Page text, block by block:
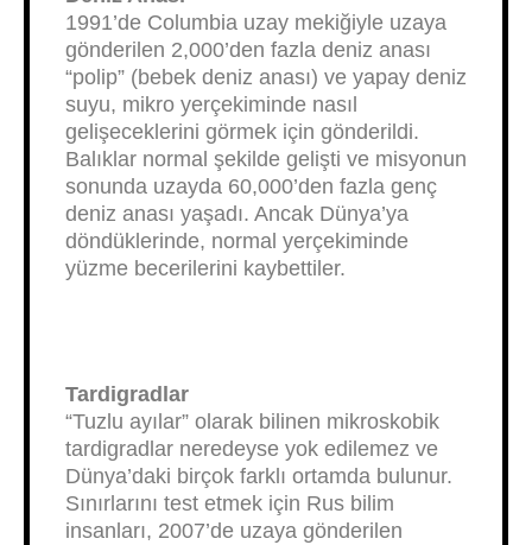
1991’de Columbia uzay mekiğiyle uzaya
gönderilen 2,000’den fazla deniz anası
“polip” (bebek deniz anası) ve yapay deniz
suyu, mikro yerçekiminde nasıl
gelişeceklerini görmek için gönderildi.
Balıklar normal şekilde gelişti ve misyonun
sonunda uzayda 60,000’den fazla genç
deniz anası yaşadı. Ancak Dünya’ya
döndüklerinde, normal yerçekiminde
yüzme becerilerini kaybettiler.
Tardigradlar
“Tuzlu ayılar” olarak bilinen mikroskobik
tardigradlar neredeyse yok edilemez ve
Dünya’daki birçok farklı ortamda bulunur.
Sınırlarını test etmek için Rus bilim
insanları, 2007’de uzaya gönderilen